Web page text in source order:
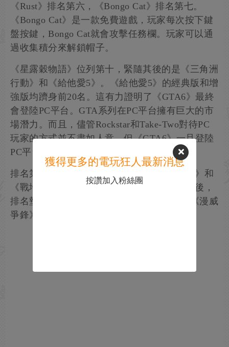
《Rust》排名第六，《Bongo Cat》排名第七。
《Bongo Cat》是一款免費遊戲，玩家每次按下鍵
盤按鍵，Bongo Cat就會攻擊任務欄。玩家可以通
過收集積分來解鎖帽子。
《星露穀物語》位列第十，緊隨其後的是《三角洲
行動》和《給他愛5》。《給他愛5》的經典版和增
強版均躋身前20名。這有力證明了《GTA6》最終
會登陸PC平台。GTA系列在PC平台擁有巨大的市
場潛力。而且，儘管Rockstar和Take-Two對待PC
玩家的方式並不盡如人意，但《GTA6》一旦登陸
PC平台，必將取得巨大的商業成功。
排名第十四的是《柏德之門3》。《戰甲神兵》和
《戰地風雲6》分別位列第十五和第十六。最後，
排名墊底的四款遊戲分別是《幾何衝刺》、《漫威
爭鋒》、《流亡黯道2》和《戰爭雷霆》。
獲得更多的電玩狂人最新消息
按讚加入粉絲團